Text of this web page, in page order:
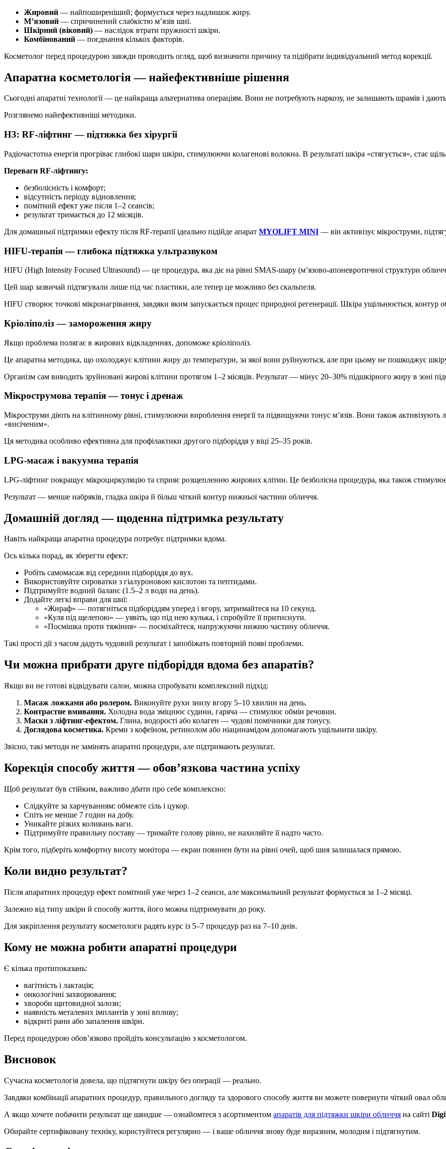
Жировий — найпоширеніший; формується через надлишок жиру.
М’язовий — спричинений слабкістю м’язів шиї.
Шкірний (віковий) — наслідок втрати пружності шкіри.
Комбінований — поєднання кількох факторів.
Косметолог перед процедурою завжди проводить огляд, щоб визначити причину та підібрати індивідуальний метод корекції.
Апаратна косметологія — найефективніше рішення
Сьогодні апаратні технології — це найкраща альтернатива операціям. Вони не потребують наркозу, не залишають шрамів і дають
Розглянемо найефективніші методики.
H3: RF-ліфтинг — підтяжка без хірургії
Радіочастотна енергія прогріває глибокі шари шкіри, стимулюючи колагенові волокна. В результаті шкіра «стягується», стає
Переваги RF-ліфтингу:
безболісність і комфорт;
відсутність періоду відновлення;
помітний ефект уже після 1–2 сеансів;
результат тримається до 12 місяців.
Для домашньої підтримки ефекту після RF-терапії ідеально підійде апарат MYOLIFT MINI — він активізує мікроструми,
HIFU-терапія — глибока підтяжка ультразвуком
HIFU (High Intensity Focused Ultrasound) — це процедура, яка діє на рівні SMAS-шару (м’язово-апоневротичної структури
Цей шар зазвичай підтягували лише під час пластики, але тепер це можливо без скальпеля.
HIFU створює точкові мікронагрівання, завдяки яким запускається процес природної регенерації. Шкіра ущільнюється,
Кріоліполіз — замороження жиру
Якщо проблема полягає в жирових відкладеннях, допоможе кріоліполіз.
Це апаратна методика, що охолоджує клітини жиру до температури, за якої вони руйнуються, але при цьому не пошкоджує
Організм сам виводить зруйновані жирові клітини протягом 1–2 місяців. Результат — мінус 20–30% підшкірного жиру в зоні
Мікрострумова терапія — тонус і дренаж
Мікроструми діють на клітинному рівні, стимулюючи вироблення енергії та підвищуючи тонус м’язів. Вони також
«висіченим».
Ця методика особливо ефективна для профілактики другого підборіддя у віці 25–35 років.
LPG-масаж і вакуумна терапія
LPG-ліфтинг покращує мікроциркуляцію та сприяє розщепленню жирових клітин. Це безболісна процедура, яка також
Результат — менше набряків, гладка шкіра й більш чіткий контур нижньої частини обличчя.
Домашній догляд — щоденна підтримка результату
Навіть найкраща апаратна процедура потребує підтримки вдома.
Ось кілька порад, як зберегти ефект:
Робіть самомасаж від середини підборіддя до вух.
Використовуйте сироватки з гіалуроновою кислотою та пептидами.
Підтримуйте водний баланс (1.5–2 л води на день).
Додайте легкі вправи для шиї:
«Жираф» — потягніться підборіддям уперед і вгору, затримайтеся на 10 секунд.
«Куля під щелепою» — уявіть, що під нею кулька, і спробуйте її притиснути.
«Посмішка проти тяжіння» — посміхайтеся, напружуючи нижню частину обличчя.
Такі прості дії з часом дадуть чудовий результат і запобіжать повторній появі проблеми.
Чи можна прибрати друге підборіддя вдома без апаратів?
Якщо ви не готові відвідувати салон, можна спробувати комплексний підхід:
Масаж ложками або ролером. Виконуйте рухи знизу вгору 5–10 хвилин на день.
Контрастне вмивання. Холодна вода зміцнює судини, гаряча — стимулює обмін речовин.
Маски з ліфтинг-ефектом. Глина, водорості або колаген — чудові помічники для тонусу.
Доглядова косметика. Креми з кофеїном, ретинолом або ніацинамідом допомагають ущільнити шкіру.
Звісно, такі методи не замінять апаратні процедури, але підтримають результат.
Корекція способу життя — обов’язкова частина успіху
Щоб результат був стійким, важливо дбати про себе комплексно:
Слідкуйте за харчуванням: обмежте сіль і цукор.
Спіть не менше 7 годин на добу.
Уникайте різких коливань ваги.
Підтримуйте правильну поставу — тримайте голову рівно, не нахиляйте її надто часто.
Крім того, підберіть комфортну висоту монітора — екран повинен бути на рівні очей, щоб шия залишалася прямою.
Коли видно результат?
Після апаратних процедур ефект помітний уже через 1–2 сеанси, але максимальний результат формується за 1–2 місяці.
Залежно від типу шкіри й способу життя, його можна підтримувати до року.
Для закріплення результату косметологи радять курс із 5–7 процедур раз на 7–10 днів.
Кому не можна робити апаратні процедури
Є кілька протипоказань:
вагітність і лактація;
онкологічні захворювання;
хвороби щитовидної залози;
наявність металевих імплантів у зоні впливу;
відкриті рани або запалення шкіри.
Перед процедурою обов’язково пройдіть консультацію з косметологом.
Висновок
Сучасна косметологія довела, що підтягнути шкіру без операції — реально.
Завдяки комбінації апаратних процедур, правильного догляду та здорового способу життя ви можете повернути чіткий овал
А якщо хочете побачити результат ще швидше — ознайомтеся з асортиментом апаратів для підтяжки шкіри обличчя на сайті
Обирайте сертифіковану техніку, користуйтеся регулярно — і ваше обличчя знову буде виразним, молодим і підтягнутим.